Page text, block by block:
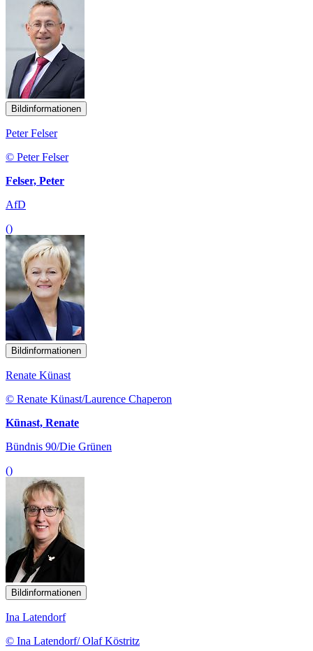
Bildinformationen
Peter Felser
© Peter Felser
Felser, Peter
AfD
()
Bildinformationen
Renate Künast
© Renate Künast/Laurence Chaperon
Künast, Renate
Bündnis 90/Die Grünen
()
Bildinformationen
Ina Latendorf
© Ina Latendorf/ Olaf Köstritz